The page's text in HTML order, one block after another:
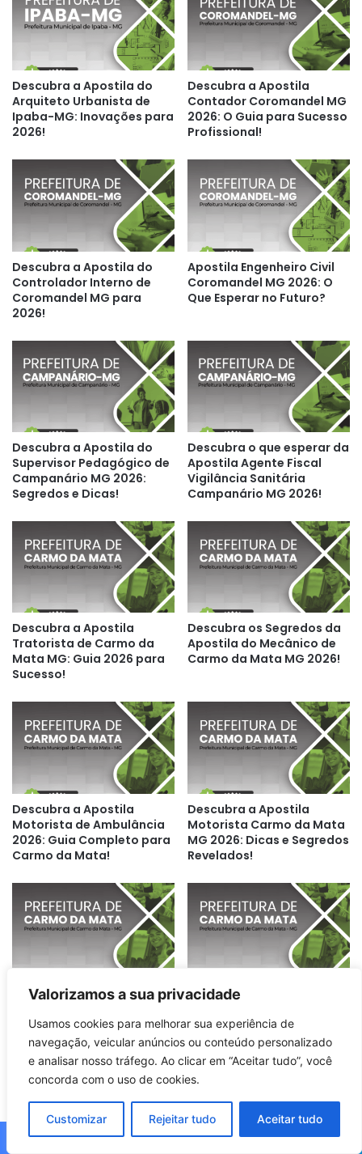
Valorizamos a sua privacidade
Usamos cookies para melhorar sua experiência de
navegação, veicular anúncios ou conteúdo personalizado
e analisar nosso tráfego. Ao clicar em “Aceitar tudo”, você
concorda com o uso de cookies.
Customizar Rejeitar tudo Aceitar tudo
Descubra a Apostila do
Arquiteto Urbanista de
Ipaba-MG: Inovações para
2026!
Descubra a Apostila
Contador Coromandel MG
2026: O Guia para Sucesso
Profissional!
Descubra a Apostila do
Controlador Interno de
Coromandel MG para
2026!
Apostila Engenheiro Civil
Coromandel MG 2026: O
Que Esperar no Futuro?
Descubra a Apostila do
Supervisor Pedagógico de
Campanário MG 2026:
Segredos e Dicas!
Descubra o que esperar da
Apostila Agente Fiscal
Vigilância Sanitária
Campanário MG 2026!
Descubra a Apostila
Tratorista de Carmo da
Mata MG: Guia 2026 para
Sucesso!
Descubra os Segredos da
Apostila do Mecânico de
Carmo da Mata MG 2026!
Descubra a Apostila
Motorista de Ambulância
2026: Guia Completo para
Carmo da Mata!
Descubra a Apostila
Motorista Carmo da Mata
MG 2026: Dicas e Segredos
Revelados!
Descubra Tudo Sobre a
Apostila do Operador de
Máquinas em Carmo da
Mata MG 2026!
Descubra as Inovações da
Apostila Operário: Carmo
da Mata MG 2026